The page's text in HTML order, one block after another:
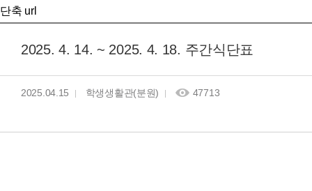
단축 url
2025. 4. 14. ~ 2025. 4. 18. 주간식단표
2025.04.15 학생생활관(분원) 47713